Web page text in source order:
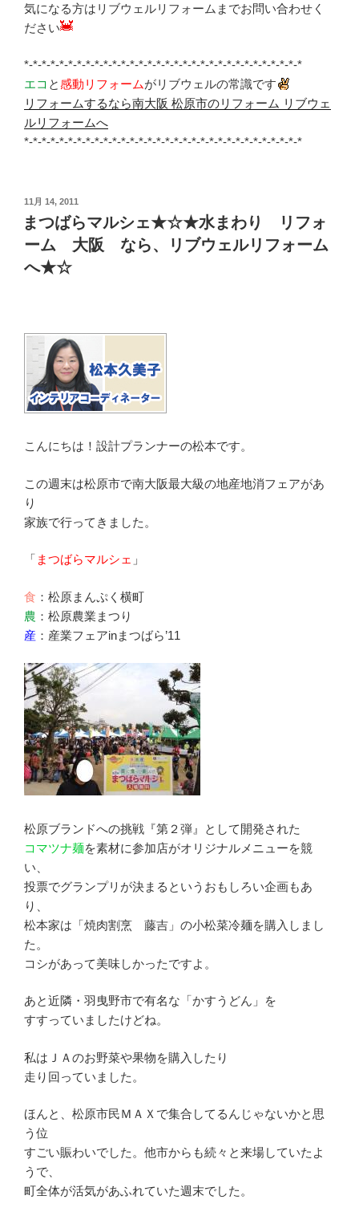
気になる方はリブウェルリフォームまでお問い合わせく
ださい
*-*-*-*-*-*-*-*-*-*-*-*-*-*-*-*-*-*-*-*-*-*-*-*-*-*-*-*-*-*-*-*
エコ と感動リフォームがリブウェルの常識です
リフォームするなら南大阪 松原市のリフォーム リブウェ
ルリフォームへ
*-*-*-*-*-*-*-*-*-*-*-*-*-*-*-*-*-*-*-*-*-*-*-*-*-*-*-*-*-*-*-*
投
稿
日:
11月 14, 2011
まつばらマルシェ★☆★水まわり リフォ
ーム 大阪 なら、リブウェルリフォーム
へ★☆
こんにちは！設計プランナーの松本です。
この週末は松原市で南大阪最大級の地産地消フェアがあ
り
家族で行ってきました。
「 まつばらマルシェ 」
食 ：松原まんぷく横町
農 ：松原農業まつり
産 ：産業フェアinまつばら’11
松原ブランドへの挑戦『第２弾』として開発された
コマツナ麺を素材に参加店がオリジナルメニューを競
い、
投票でグランプリが決まるというおもしろい企画もあ
り、
松本家は「焼肉割烹 藤吉」の小松菜冷麺を購入しまし
た。
コシがあって美味しかったですよ。
あと近隣・羽曳野市で有名な「かすうどん」を
すすっていましたけどね。
私はＪＡのお野菜や果物を購入したり
走り回っていました。
ほんと、松原市民ＭＡＸで集合してるんじゃないかと思
う位
すごい賑わいでした。他市からも続々と来場していたよ
うで、
町全体が活気があふれていた週末でした。